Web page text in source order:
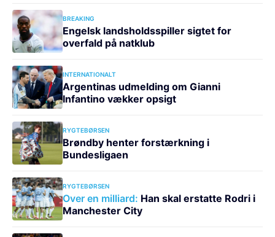
BREAKING
Engelsk landsholdsspiller sigtet for
overfald på natklub
INTERNATIONALT
Argentinas udmelding om Gianni
Infantino vækker opsigt
RYGTEBØRSEN
Brøndby henter forstærkning i
Bundesligaen
RYGTEBØRSEN
Over en milliard: Han skal erstatte Rodri i
Manchester City